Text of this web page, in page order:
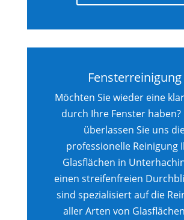
Fensterreinigung
Möchten Sie wieder eine
durch Ihre Fenster haben?
überlassen Sie uns
professionelle Reinigung
Glasflächen in
einen streifenfreien
sind spezialisiert auf die
aller Arten von